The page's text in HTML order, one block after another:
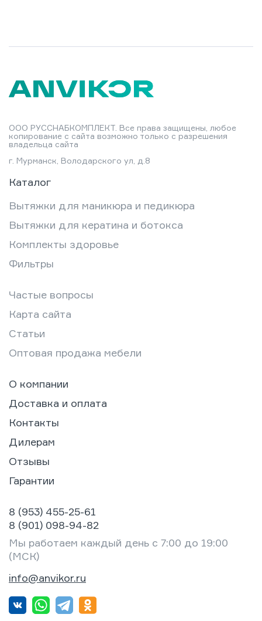
ООО РУССНАБКОМПЛЕКТ. Все права защищены, любое
копирование с сайта возможно только с разрешения
владельца сайта
г. Мурманск, Володарского ул, д.8
Каталог
Вытяжки для маникюра и педикюра
Вытяжки для кератина и ботокса
Комплекты здоровье
Фильтры
Частые вопросы
Карта сайта
Статьи
Оптовая продажа мебели
О компании
Доставка и оплата
Контакты
Дилерам
Отзывы
Гарантии
8 (953) 455-25-61
8 (901) 098-94-82
Мы работаем каждый день с 7:00 до 19:00
(МСК)
info@anvikor.ru